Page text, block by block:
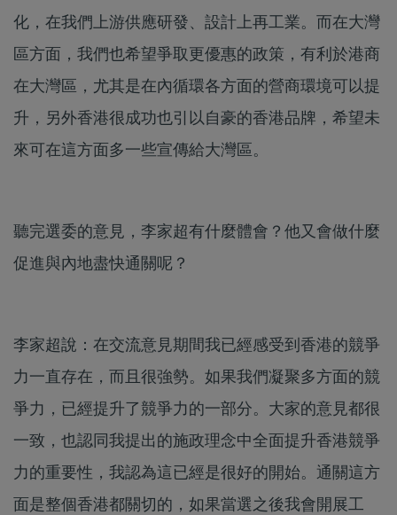
化，在我們上游供應研發、設計上再工業。而在大灣
區方面，我們也希望爭取更優惠的政策，有利於港商
在大灣區，尤其是在內循環各方面的營商環境可以提
升，另外香港很成功也引以自豪的香港品牌，希望未
來可在這方面多一些宣傳給大灣區。
聽完選委的意見，李家超有什麼體會？他又會做什麼
促進與內地盡快通關呢？
李家超說：在交流意見期間我已經感受到香港的競爭
力一直存在，而且很強勢。如果我們凝聚多方面的競
爭力，已經提升了競爭力的一部分。大家的意見都很
一致，也認同我提出的施政理念中全面提升香港競爭
力的重要性，我認為這已經是很好的開始。通關這方
面是整個香港都關切的，如果當選之後我會開展工